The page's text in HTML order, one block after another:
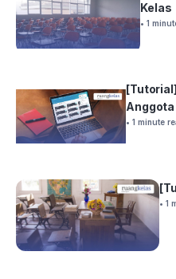
Kelas
• 1
• 1 minute
• 1